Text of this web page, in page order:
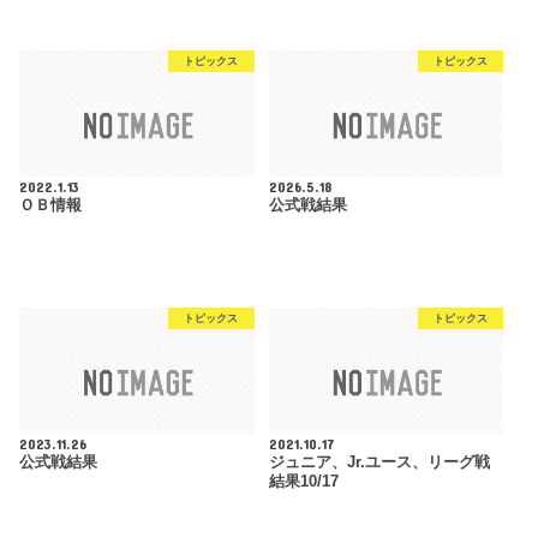
トピックス
2022.1.13
ＯＢ情報
トピックス
2026.5.18
公式戦結果
トピックス
2023.11.26
公式戦結果
トピックス
2021.10.17
ジュニア、Jr.ユース、リーグ戦
結果10/17